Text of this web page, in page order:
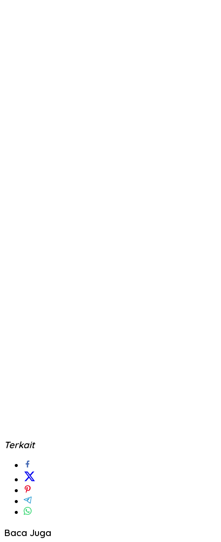
Terkait
Baca Juga